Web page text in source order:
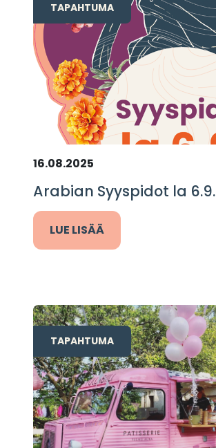
TAPAHTUMA
16.08.2025
Arabian Syyspidot la 6.9.
LUE LISÄÄ
TAPAHTUMA